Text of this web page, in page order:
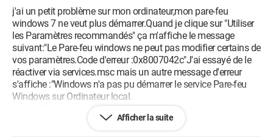
j'ai un petit problème sur mon ordinateur,mon pare-feu
windows 7 ne veut plus démarrer.Quand je clique sur "Utiliser
les Paramètres recommandés" ça m'affiche le message
suivant:"Le Pare-feu windows ne peut pas modifier certains de
vos paramètres.Code d'erreur :0x8007042c"J'ai essayé de le
réactiver via services.msc mais un autre message d'erreur
s'affiche :"Windows n'a pas pu démarrer le service Pare-feu
Windows sur Ordinateur local.
Erreur 1068:Le service ou le groupe de dépendance n'a pas pu
Afficher la suite